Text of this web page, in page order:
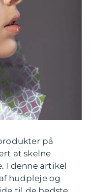
på
at skelne
I denne artikel
hudpleje og